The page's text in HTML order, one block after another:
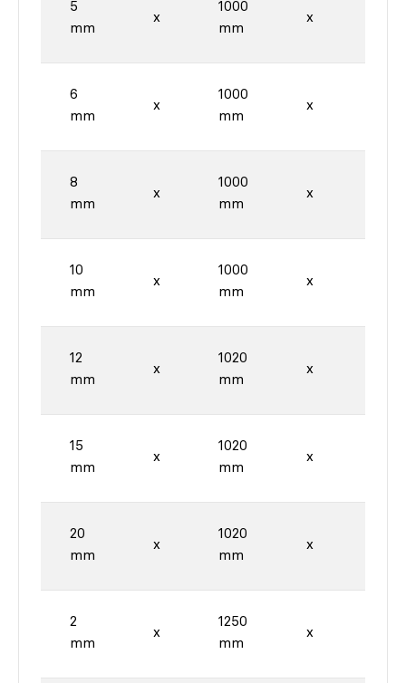
5
mm
x
1000
mm
x
6
mm
x
1000
mm
x
8
mm
x
1000
mm
x
10
mm
x
1000
mm
x
12
mm
x
1020
mm
x
15
mm
x
1020
mm
x
20
mm
x
1020
mm
x
2
mm
x
1250
mm
x